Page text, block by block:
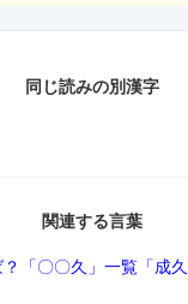
同じ読みの別漢字
関連する言葉
「〇〇久」一覧 「成